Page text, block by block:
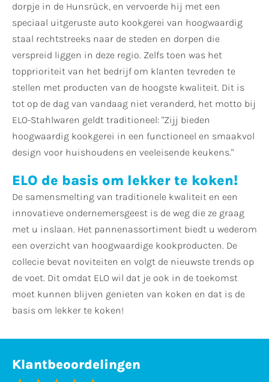
dorpje in de Hunsrück, en vervoerde hij met een
speciaal uitgeruste auto kookgerei van hoogwaardig
staal rechtstreeks naar de steden en dorpen die
verspreid liggen in deze regio. Zelfs toen was het
topprioriteit van het bedrijf om klanten tevreden te
stellen met producten van de hoogste kwaliteit. Dit is
tot op de dag van vandaag niet veranderd, het motto bij
ELO-Stahlwaren geldt traditioneel: "Zijj bieden
hoogwaardig kookgerei in een functioneel en smaakvol
design voor huishoudens en veeleisende keukens."
ELO de basis om lekker te koken!
De samensmelting van traditionele kwaliteit en een
innovatieve ondernemersgeest is de weg die ze graag
met u inslaan. Het pannenassortiment biedt u wederom
een ​​overzicht van hoogwaardige kookproducten. De
collecie bevat noviteiten en volgt de nieuwste trends op
de voet. Dit omdat ELO wil dat je ook in de toekomst
moet kunnen blijven genieten van koken en dat is de
basis om lekker te koken!
Klantbeoordelingen